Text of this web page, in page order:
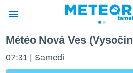
de
Météo Nová Ves
07:31 Samedi